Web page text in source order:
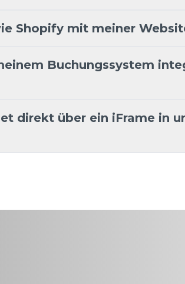
Shopify mit meiner
Buchungssystem
direkt über ein iFrame in